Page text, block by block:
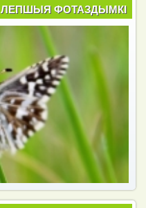
ЛЕПШЫЯ ФОТАЗДЫМКІ